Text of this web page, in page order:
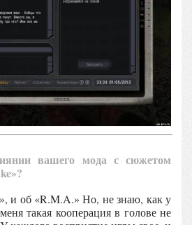
вашего мода с сюжетом
и об «R.M.A.» Но, не знаю, как у
такая кооперация в голове не